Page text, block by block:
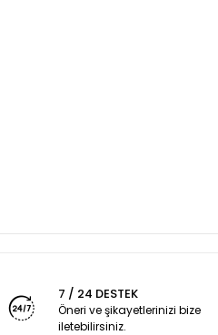
7 / 24 DESTEK
Öneri ve şikayetlerinizi bize
iletebilirsiniz.